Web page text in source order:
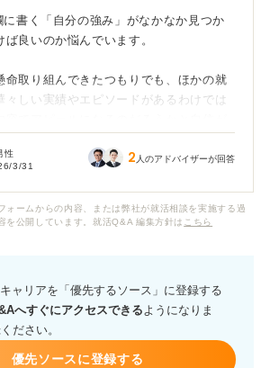
に書く「自分の強み」がなかなか見つか
ば良いのか悩んでいます。
命取り組んできたつもりでも、ほかの就
々しい実績やエピソードがあるわけでは
容でアピールになるのだろうかと自信が
正解がわからず困っています。
をESに書く際に、採用担当者の目に留
ための具体的なアドバイスをお願いしま
性
3/31 2 人のアドバイザーが回答
ォームからの内容、または弊社が就活相談を実施する過
を公開しています。就活Q&A 編集方針は こちら
ャリアを「優先するソース」に登録する
へすぐにアクセスできるようになりま
ださい。
優先ソースに登録する